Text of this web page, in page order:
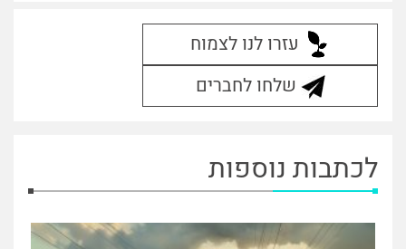
עזרו לנו לצמוח
שלחו לחברים
לכתבות נוספות